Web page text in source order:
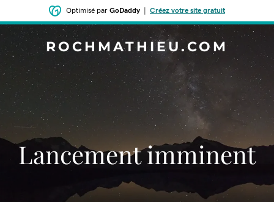
Optimisé par GoDaddy Créez votre site gratuit
ROCHMATHIEU.COM
Lancement imminent